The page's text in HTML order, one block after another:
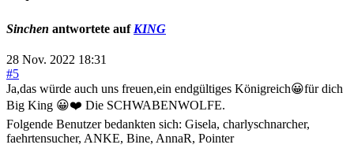
Sinchen antwortete auf KING
28 Nov. 2022 18:31
#5
Ja,das würde auch uns freuen,ein endgültiges Königreich😀für dich
Big King 😀❤️ Die SCHWABENWOLFE.
Folgende Benutzer bedankten sich: Gisela, charlyschnarcher,
faehrtensucher, ANKE, Bine, AnnaR, Pointer